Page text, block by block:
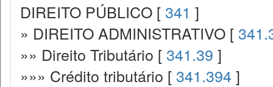
DIREITO PÚBLICO [ 341 ]
» DIREITO ADMINISTRATIVO [
»» Direito Tributário [ 341.39 ]
»»» Crédito tributário [ 341.394 ]